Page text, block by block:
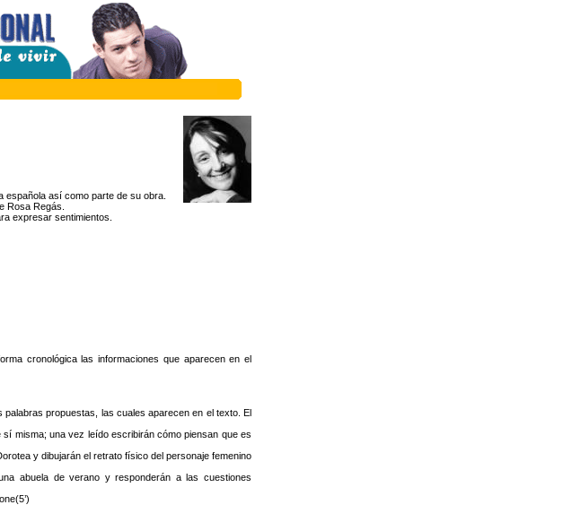
española así como parte de su obra.
Rosa Regás.
expresar sentimientos.
cronológica las informaciones que aparecen en el
propuestas, las cuales aparecen en el texto. El
misma; una vez leído escribirán cómo piensan que es
y dibujarán el retrato físico del personaje femenino
abuela de verano y responderán a las cuestiones